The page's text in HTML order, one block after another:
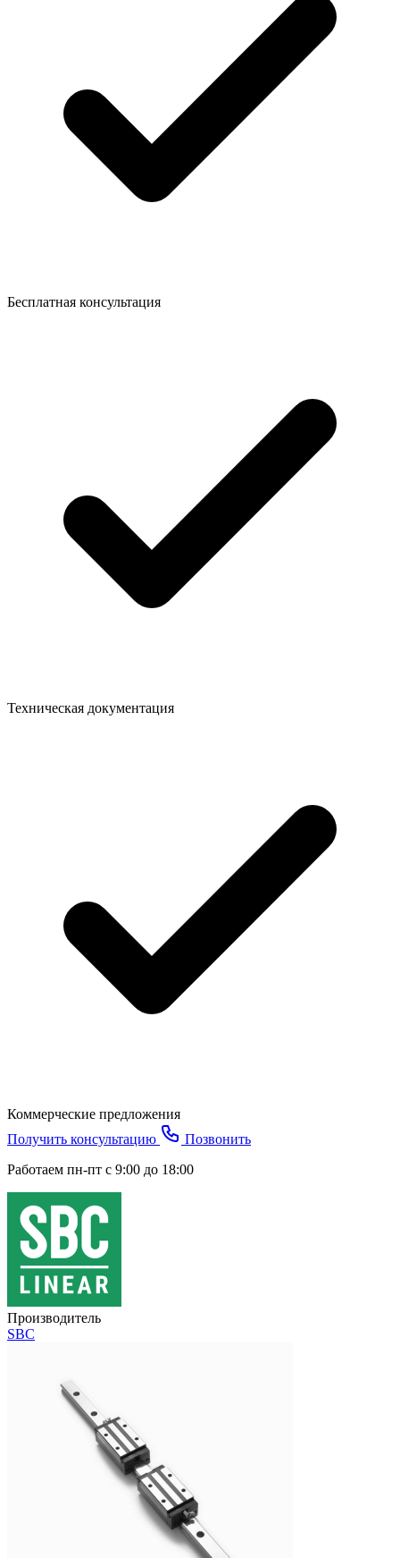
Бесплатная консультация
Техническая документация
Коммерческие предложения
Получить консультацию
Позвонить
Работаем пн-пт с 9:00 до 18:00
Производитель
SBC